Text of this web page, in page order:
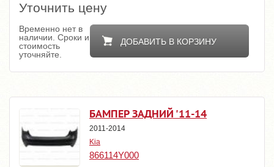
Уточнить цену
ДОБАВИТЬ В КОРЗИНУ
Временно нет в
наличии. Сроки и
стоимость
уточняйте.
БАМПЕР ЗАДНИЙ '11-14
2011-2014
Kia
866114Y000